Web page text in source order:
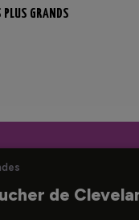
PLUS GRANDS